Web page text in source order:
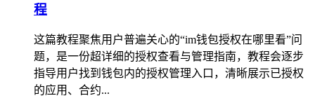
程
这篇教程聚焦用户普遍关心的“im钱包授权在哪里看”问
题，是一份超详细的授权查看与管理指南，教程会逐步
指导用户找到钱包内的授权管理入口，清晰展示已授权
的应用、合约...